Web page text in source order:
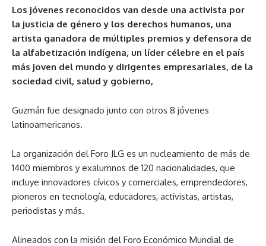
Los jóvenes reconocidos van desde una activista por
la justicia de género y los derechos humanos, una
artista ganadora de múltiples premios y defensora de
la alfabetización indígena, un líder célebre en el país
más joven del mundo y dirigentes empresariales, de la
sociedad civil, salud y gobierno,
Guzmán fue designado junto con otros 8 jóvenes
latinoamericanos.
La organización del Foro JLG es un nucleamiento de más de
1400 miembros y exalumnos de 120 nacionalidades, que
incluye innovadores cívicos y comerciales, emprendedores,
pioneros en tecnología, educadores, activistas, artistas,
periodistas y más.
Alineados con la misión del Foro Económico Mundial de